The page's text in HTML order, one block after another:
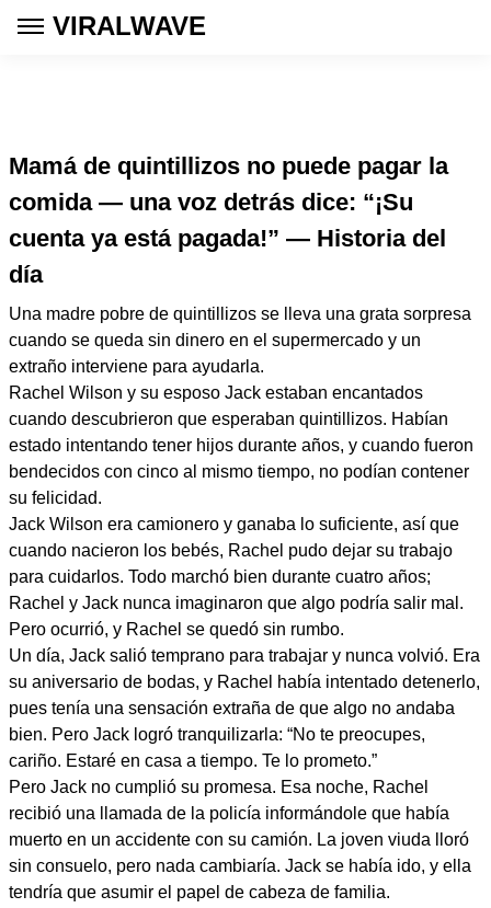
VIRALWAVE
Mamá de quintillizos no puede pagar la
comida — una voz detrás dice: “¡Su
cuenta ya está pagada!” — Historia del
día
Una madre pobre de quintillizos se lleva una grata sorpresa
cuando se queda sin dinero en el supermercado y un
extraño interviene para ayudarla.
Rachel Wilson y su esposo Jack estaban encantados
cuando descubrieron que esperaban quintillizos. Habían
estado intentando tener hijos durante años, y cuando fueron
bendecidos con cinco al mismo tiempo, no podían contener
su felicidad.
Jack Wilson era camionero y ganaba lo suficiente, así que
cuando nacieron los bebés, Rachel pudo dejar su trabajo
para cuidarlos. Todo marchó bien durante cuatro años;
Rachel y Jack nunca imaginaron que algo podría salir mal.
Pero ocurrió, y Rachel se quedó sin rumbo.
Un día, Jack salió temprano para trabajar y nunca volvió. Era
su aniversario de bodas, y Rachel había intentado detenerlo,
pues tenía una sensación extraña de que algo no andaba
bien. Pero Jack logró tranquilizarla: “No te preocupes,
cariño. Estaré en casa a tiempo. Te lo prometo.”
Pero Jack no cumplió su promesa. Esa noche, Rachel
recibió una llamada de la policía informándole que había
muerto en un accidente con su camión. La joven viuda lloró
sin consuelo, pero nada cambiaría. Jack se había ido, y ella
tendría que asumir el papel de cabeza de familia.